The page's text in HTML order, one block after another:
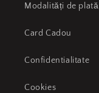
Modalități de plată
Card Cadou
Confidentialitate
Cookies